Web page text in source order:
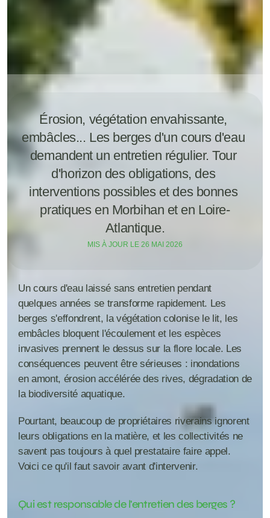
Érosion, végétation envahissante,
embâcles... Les berges d'un cours d'eau
demandent un entretien régulier. Tour
d'horizon des obligations, des
interventions possibles et des bonnes
pratiques en Morbihan et en Loire-
Atlantique.
MIS À JOUR LE 26 MAI 2026
Un cours d'eau laissé sans entretien pendant
quelques années se transforme rapidement. Les
berges s'effondrent, la végétation colonise le lit, les
embâcles bloquent l'écoulement et les espèces
invasives prennent le dessus sur la flore locale. Les
conséquences peuvent être sérieuses : inondations
en amont, érosion accélérée des rives, dégradation de
la biodiversité aquatique.
Pourtant, beaucoup de propriétaires riverains ignorent
leurs obligations en la matière, et les collectivités ne
savent pas toujours à quel prestataire faire appel.
Voici ce qu'il faut savoir avant d'intervenir.
Qui est responsable de l'entretien des berges ?